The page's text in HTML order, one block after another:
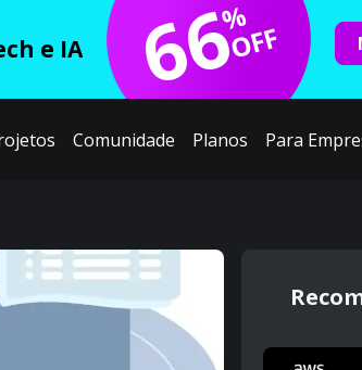
e IA 66
%
OFF
Comunidade Planos Para